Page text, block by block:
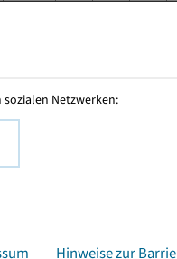
Netzwerken:
Hinweise zur